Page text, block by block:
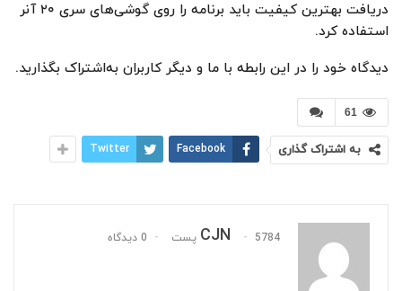
دریافت بهترین کیفیت باید برنامه را روی گوشی‌های سری ۲۰ آنر
استفاده کرد.
دیدگاه خود را در‌ این‌ رابطه با ما و دیگر کاربران به‌اشتراک بگذارید.
61
به اشتراک گذاری Facebook
Twitter
CJN 5784 پست 0 دیدگاه